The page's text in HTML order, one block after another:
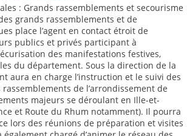
: Grands rassemblements et secourisme
grands rassemblements et de
place l’agent en contact étroit de
publics et privés participant à
des manifestations festives,
du département. Sous la direction de la
aura en charge l’instruction et le suivi des
de l’arrondissement de
majeurs se déroulant en Ille-et-
et Route du Rhum notamment). Il pourra
lors des réunions de préparation et visites